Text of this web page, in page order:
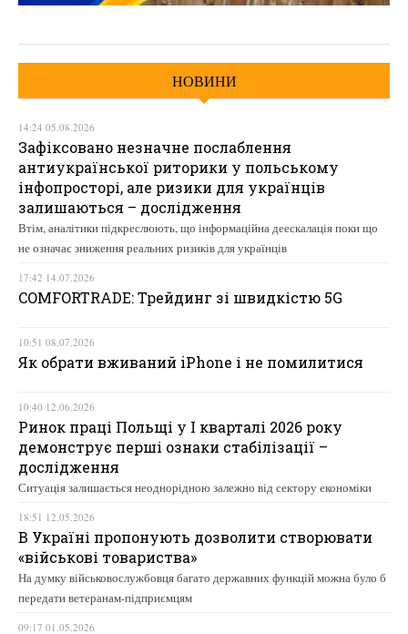
НОВИНИ
14:24 05.08.2026
Зафіксовано незначне послаблення
антиукраїнської риторики у польському
інфопросторі, але ризики для українців
залишаються – дослідження
Втім, аналітики підкреслюють, що інформаційна деескалація поки що
не означає зниження реальних ризиків для українців
17:42 14.07.2026
COMFORTRADE: Трейдинг зі швидкістю 5G
10:51 08.07.2026
Як обрати вживаний iPhone і не помилитися
10:40 12.06.2026
Ринок праці Польщі у І кварталі 2026 року
демонструє перші ознаки стабілізації –
дослідження
Ситуація залишається неоднорідною залежно від сектору економіки
18:51 12.05.2026
В Україні пропонують дозволити створювати
«військові товариства»
На думку військовослужбовця багато державних функцій можна було б
передати ветеранам-підприємцям
09:17 01.05.2026